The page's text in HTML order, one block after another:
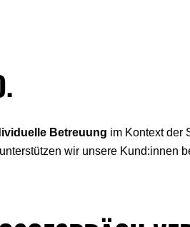
Betreuung im Kontext der
wir unsere Kund:innen